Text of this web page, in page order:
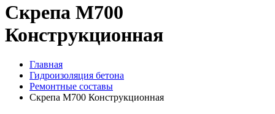
Скрепа М700
Конструкционная
Главная
Гидроизоляция бетона
Ремонтные составы
Скрепа М700 Конструкционная